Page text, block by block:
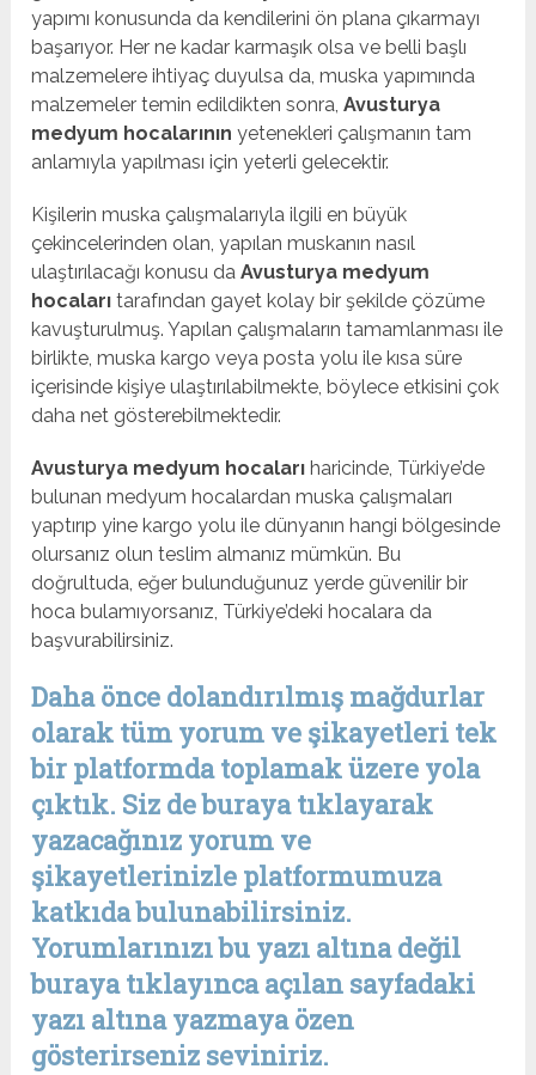
yapımı konusunda da kendilerini ön plana çıkarmayı
başarıyor. Her ne kadar karmaşık olsa ve belli başlı
malzemelere ihtiyaç duyulsa da, muska yapımında
malzemeler temin edildikten sonra,Avusturya
medyum hocalarınınyetenekleri çalışmanın tam
anlamıyla yapılması için yeterli gelecektir.
Kişilerin muska çalışmalarıyla ilgili en büyük
çekincelerinden olan, yapılan muskanın nasıl
ulaştırılacağı konusu daAvusturya medyum
hocalarıtarafından gayet kolay bir şekilde çözüme
kavuşturulmuş. Yapılan çalışmaların tamamlanması ile
birlikte, muska kargo veya posta yolu ile kısa süre
içerisinde kişiye ulaştırılabilmekte, böylece etkisini çok
daha net gösterebilmektedir.
Avusturya medyum hocaları haricinde, Türkiye’de
bulunan medyum hocalardan muska çalışmaları
yaptırıp yine kargo yolu ile dünyanın hangi bölgesinde
olursanız olun teslim almanız mümkün. Bu
doğrultuda, eğer bulunduğunuz yerde güvenilir bir
hoca bulamıyorsanız, Türkiye’deki hocalara da
başvurabilirsiniz.
Daha önce dolandırılmış mağdurlar
olarak tüm yorum ve şikayetleri tek
bir platformda toplamak üzere yola
çıktık. Siz de buraya tıklayarak
yazacağınız yorum ve
şikayetlerinizle platformumuza
katkıda bulunabilirsiniz.
Yorumlarınızı bu yazı altına değil
buraya tıklayınca açılan sayfadaki
yazı altına yazmaya özen
gösterirseniz seviniriz.